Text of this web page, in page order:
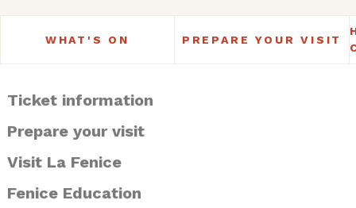
WHAT'S ON PREPARE YOUR VISIT
Ticket information
Prepare your visit
Visit La Fenice
Fenice Education